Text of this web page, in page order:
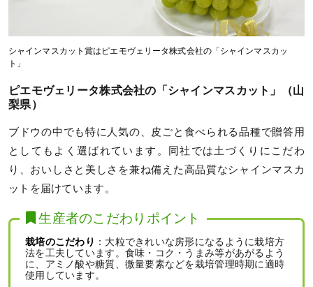
シャインマスカット賞はピエモヴェリータ株式会社の「シャインマスカッ
ト」
ピエモヴェリータ株式会社の「シャインマスカット」（山
梨県）
ブドウの中でも特に人気の、皮ごと食べられる品種で贈答用
としてもよく選ばれています。同社では土づくりにこだわ
り、おいしさと美しさを兼ね備えた高品質なシャインマスカ
ットを届けています。
生産者のこだわりポイント
栽培のこだわり ：大粒できれいな房形になるように栽培方
法を工夫しています。食味・コク・うまみ等があがるよう
に、アミノ酸や糖質、微量要素などを栽培管理時期に適時
使用しています。